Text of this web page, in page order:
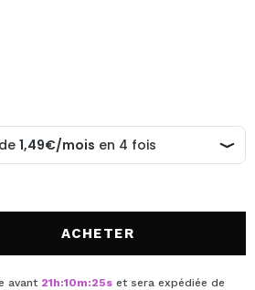
Maquibeauty.fr vous pourrez
vérifier l'état de vos
vos opérations précédentes.
UN COMPTE
ACHETER
avant 21h:10m:25s et sera expédiée de